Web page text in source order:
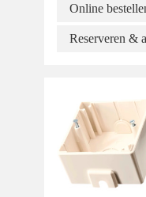
Online
Reserveren &